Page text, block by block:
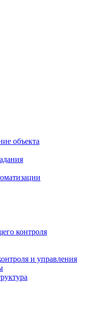
объекта
контроля
и управления